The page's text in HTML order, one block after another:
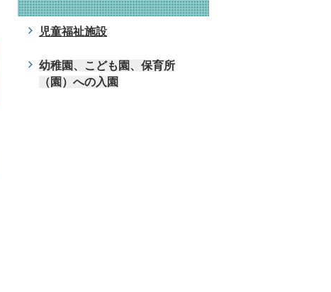
児童福祉施設
幼稚園、こども園、保育所
（園）への入園